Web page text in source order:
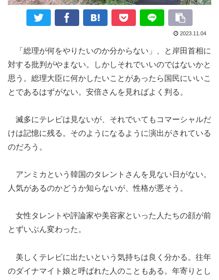
2023.11.04
「総理が何をやりたいのか分からない」 、 と岸田首相に
対する批判 がやまない。
しかしそれでいいのではないかと
思う。総理大臣に何かしたいことがあったら国民にいいこ
とであるはずがない。安倍さんを見ればよく判る。
滅多にテレビは見ないが、それでいてもコマーシャルだ
けは記憶に残る。そのようになるように演出がされている
のだろう。
アンミカという韓国のタレントさんを見ない日がない。
人気があるのかどうか知らないが、性格が悪そう。
女性タレントや評論家や美容家と いった人たちの顔が前
とずいぶん変わった。
美しくテレビに出たいという気持ちは良く分かる。 往年
のダイナマイト 娘と呼ばれた人のこともある。年寄りとし